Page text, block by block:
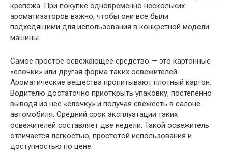
крепежа. При покупке одновременно нескольких
ароматизаторов важно, чтобы они все были
подходящими для использования в конкретной модели
машины.
Самое простое освежающее средство — это картонные
«елочки» или другая форма таких освежителей.
Ароматические вещества пропитывают плотный картон.
Водителю достаточно приоткрыть упаковку, постепенно
выводя из нее «елочку» и получая свежесть в салоне
автомобиля. Средний срок эксплуатации таких
освежителей составляет две недели. Такой освежитель
отличается легкостью, простотой использования и
доступностью по цене.